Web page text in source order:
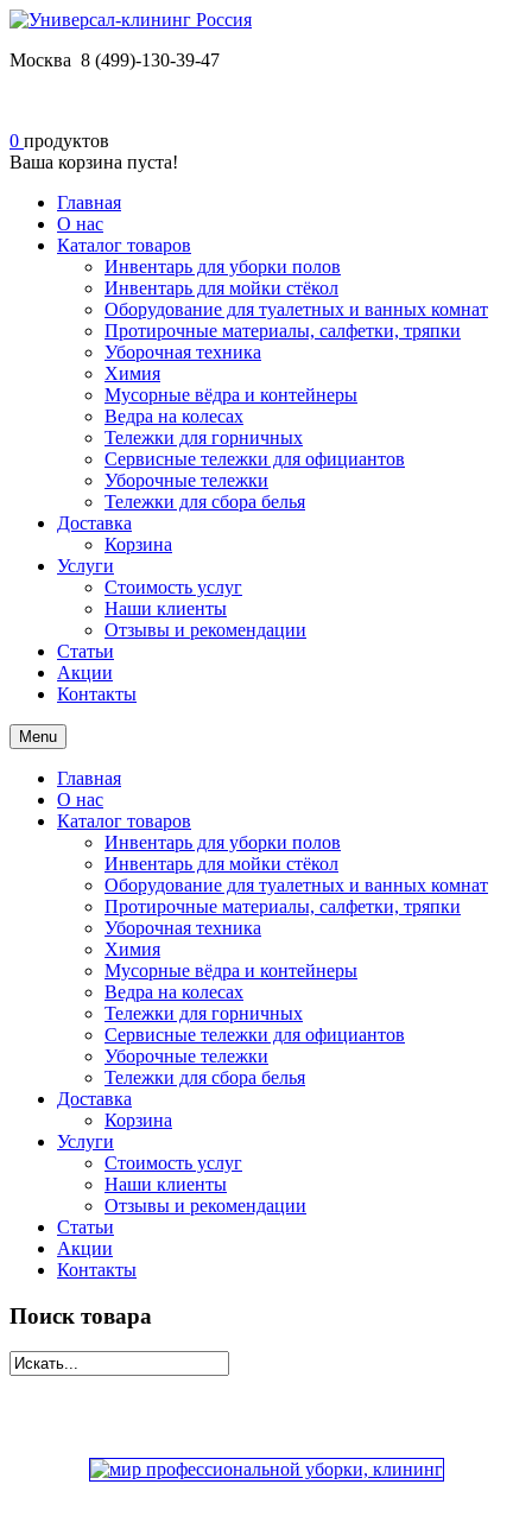
Москва 8 (499)-130-39-47
0 продуктов
Ваша корзина пуста!
Главная
О нас
Каталог товаров
Инвентарь для уборки полов
Инвентарь для мойки стёкол
Оборудование для туалетных и ванных комнат
Протирочные материалы, салфетки, тряпки
Уборочная техника
Химия
Мусорные вёдра и контейнеры
Ведра на колесах
Тележки для горничных
Сервисные тележки для официантов
Уборочные тележки
Тележки для сбора белья
Доставка
Корзина
Услуги
Стоимость услуг
Наши клиенты
Отзывы и рекомендации
Статьи
Акции
Контакты
Menu
Главная
О нас
Каталог товаров
Инвентарь для уборки полов
Инвентарь для мойки стёкол
Оборудование для туалетных и ванных комнат
Протирочные материалы, салфетки, тряпки
Уборочная техника
Химия
Мусорные вёдра и контейнеры
Ведра на колесах
Тележки для горничных
Сервисные тележки для официантов
Уборочные тележки
Тележки для сбора белья
Доставка
Корзина
Услуги
Стоимость услуг
Наши клиенты
Отзывы и рекомендации
Статьи
Акции
Контакты
Поиск товара